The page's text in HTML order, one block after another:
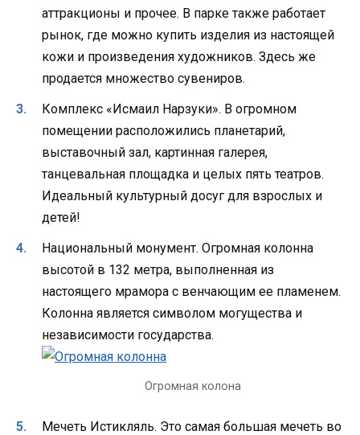
аттракционы и прочее. В парке также работает
рынок, где можно купить изделия из настоящей
кожи и произведения художников. Здесь же
продается множество сувениров.
Комплекс «Исмаил Нарзуки». В огромном
помещении расположились планетарий,
выставочный зал, картинная галерея,
танцевальная площадка и целых пять театров.
Идеальный культурный досуг для взрослых и
детей!
Национальный монумент. Огромная колонна
высотой в 132 метра, выполненная из
настоящего мрамора с венчающим ее пламенем.
Колонна является символом могущества и
независимости государства.
Огромная колона
Мечеть Истикляль. Это самая большая мечеть во